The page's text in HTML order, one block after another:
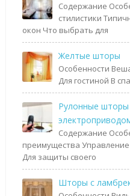
Содержание
стилистики
окон Что выбрать для
Желтые шторы
Особенности
Для гостиной В
Рулонные шторы
Содержание
преимущества
Для защиты своего
Шторы с